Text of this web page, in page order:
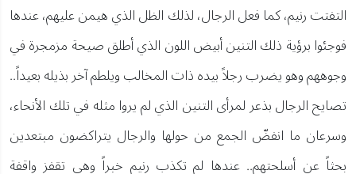
التفتت رنيم، كما فعل الرجال، لذلك الظل الذي هيمن عليهم، عندها
فوجئوا برؤية ذلك التنين أبيض اللون الذي أطلق صيحة مزمجرة في
وجوههم وهو يضرب رجلاً بيده ذات المخالب ويلطم آخر بذيله بعيداً..
تصايح الرجال بذعر لمرأى التنين الذي لم يروا مثله في تلك الأنحاء،
وسرعان ما انفضّ الجمع من حولها والرجال يتراكضون مبتعدين
بحثاً عن أسلحتهم.. عندها لم تكذب رنيم خبراً وهي تقفز واقفة